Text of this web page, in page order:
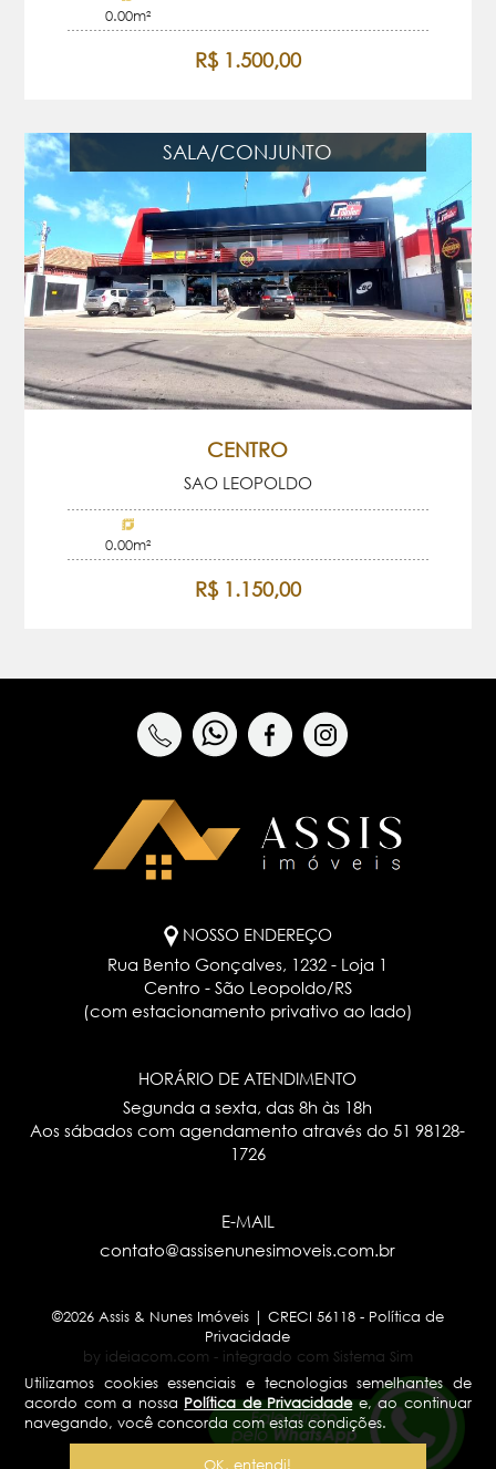
Utilizamos cookies essenciais e tecnologias semelhantes de
acordo com a nossa Política de Privacidadee, ao continuar
navegando, você concorda com estas condições.
OK, entendi!
0.00m²
R$ 1.500,00
SALA/CONJUNTO
CENTRO
SAO LEOPOLDO
0.00m²
R$ 1.150,00
NOSSO ENDEREÇO
Rua Bento Gonçalves, 1232 - Loja 1
Centro - São Leopoldo/RS
(com estacionamento privativo ao lado)
HORÁRIO DE ATENDIMENTO
Segunda a sexta, das 8h às 18h
Aos sábados com agendamento através do51 98128-
1726
E-MAIL
contato@assisenunesimoveis.com.br
©2026 Assis & Nunes Imóveis | CRECI 56118 - Política de
Privacidade
by ideiacom.com - integrado com Sistema Sim